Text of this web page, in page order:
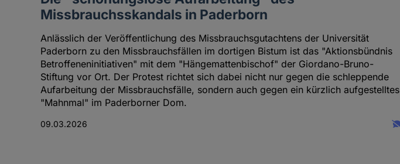
Missbrauchsskandals in Paderborn
Anlässlich der Veröffentlichung des Missbrauchsgutachtens der Universität
Paderborn zu den Missbrauchsfällen im dortigen Bistum ist das "Aktionsbündnis
Betroffeneninitiativen" mit dem "Hängemattenbischof" der Giordano-Bruno-
Stiftung vor Ort. Der Protest richtet sich dabei nicht nur gegen die schleppende
Aufarbeitung der Missbrauchsfälle, sondern auch gegen ein kürzlich aufgestelltes
"Mahnmal" im Paderborner Dom.
09.03.2026